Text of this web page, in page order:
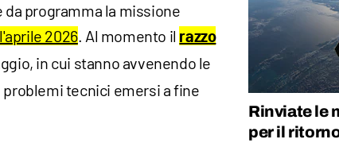
programma la missione
2026. Al momento il razzo
in cui stanno avvenendo le
tecnici emersi a fine
Rinviate le
per il